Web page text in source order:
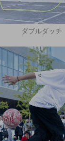
ダブルダッチ